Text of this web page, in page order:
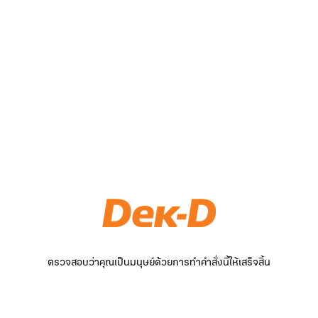
ตรวจสอบว่าคุณเป็นมนุษย์ด้วยการทำคำสั่งนี้ให้เสร็จสิ้น